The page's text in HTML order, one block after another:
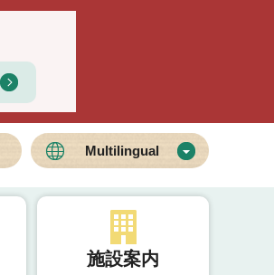
Multilingual
施設案内